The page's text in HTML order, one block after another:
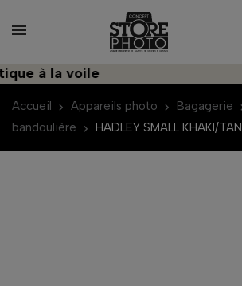
à la voile
Accueil Appareils photo Bagagerie
bandoulière
HADLEY SMALL KHAKI/TAN